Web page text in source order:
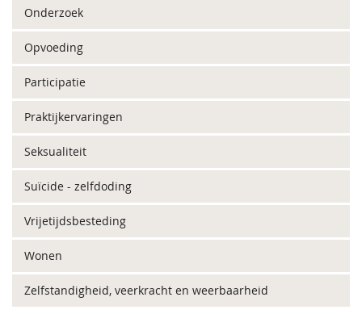
Onderzoek
Opvoeding
Participatie
Praktijkervaringen
Seksualiteit
Suïcide - zelfdoding
Vrijetijdsbesteding
Wonen
Zelfstandigheid, veerkracht en weerbaarheid